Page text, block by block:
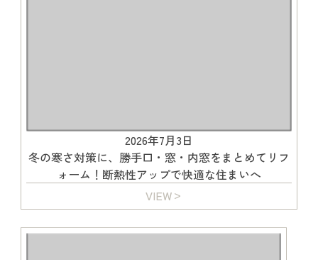
2026年7月3日
冬の寒さ対策に、勝手口・窓・内窓をまとめてリフ
ォーム！断熱性アップで快適な住まいへ
VIEW